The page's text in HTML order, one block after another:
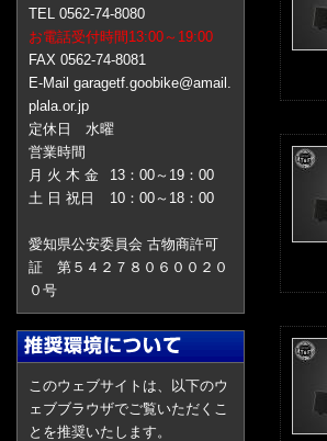
TEL 0562-74-8080
お電話受付時間13:00～19:00
FAX 0562-74-8081
E-Mail garagetf.goobike@amail.
plala.or.jp
定休日 水曜
営業時間
月 火 木 金
13：00～19：00
土 日 祝日
10：00～18：00
愛知県公安委員会 古物商許可
証 第５４２７８０６００２０
０号
このウェブサイトは、以下のウ
ェブブラウザでご覧いただくこ
とを推奨いたします。